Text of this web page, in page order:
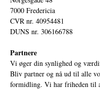
7000 Fredericia
CVR nr. 40954481
DUNS nr. 306166788
Partnere
Vi øger din synlighed og
Bliv partner og nå ud til alle
formidling. Vi har friheden til